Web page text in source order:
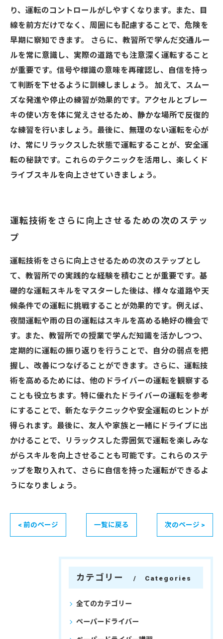
り、運転のコントロールがしやすくなります。また、目
線を前方だけでなく、周囲にも配慮することで、危険を
早期に察知できます。 さらに、教習所で学んだ交通ルー
ルを常に意識し、実際の道路でも注意深く運転すること
が重要です。信号や標識の意味を再確認し、自信を持っ
て判断を下せるように訓練しましょう。 加えて、スムー
ズな発進や停止の練習が効果的です。アクセルとブレー
キの使い方を体に覚えさせるため、静かな場所で反復的
な練習を行いましょう。最後に、無理のない運転を心が
け、常にリラックスした状態で運転することが、安全運
転の秘訣です。これらのテクニックを活用し、楽しくド
ライブスキルを向上させていきましょう。
運転技術をさらに向上させるための次のステッ
プ
運転技術をさらに向上させるための次のステップとし
て、教習所での実践的な経験を積むことが重要です。基
礎的な運転スキルをマスターした後は、様々な道路や天
候条件での運転に挑戦することが効果的です。例えば、
夜間運転や雨の日の運転はスキルを高める絶好の機会で
す。また、教習所での授業で学んだ知識を活かしつつ、
定期的に運転の振り返りを行うことで、自分の弱点を把
握し、改善につなげることができます。さらに、運転技
術を高めるためには、他のドライバーの運転を観察する
ことも役立ちます。特に優れたドライバーの運転を参考
にすることで、新たなテクニックや安全運転のヒントが
得られます。最後に、友人や家族と一緒にドライブに出
かけることで、リラックスした雰囲気で運転を楽しみな
がらスキルを向上させることも可能です。これらのステ
ップを取り入れて、さらに自信を持った運転ができるよ
うになりましょう。
< 前のページ 一覧に戻る 次のページ >
カテゴリー Categories
全てのカテゴリー
ペーパードライバー